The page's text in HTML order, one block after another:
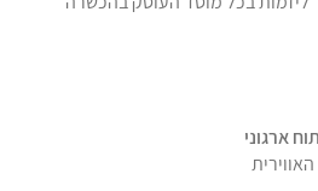
ארגוני